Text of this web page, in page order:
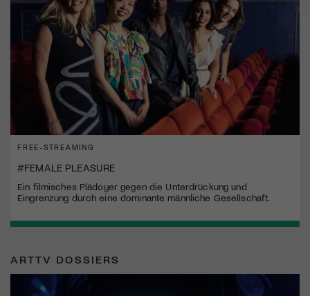
FREE-STREAMING
#FEMALE PLEASURE
Ein filmisches Plädoyer gegen die Unterdrückung und
Eingrenzung durch eine dominante männliche Gesellschaft.
ARTTV DOSSIERS